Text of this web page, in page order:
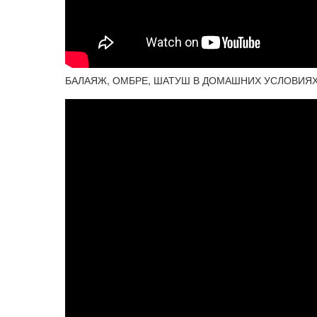
БАЛАЯЖ, ОМБРЕ, ШАТУШ В ДОМАШНИХ